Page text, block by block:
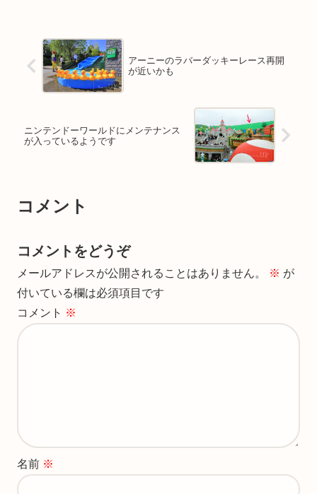
アーニーのラバーダッキーレース再開
が近いかも
ニンテンドーワールドにメンテナンス
が入っているようです
コメント
コメントをどうぞ
メールアドレスが公開されることはありません。 ※ が
付いている欄は必須項目です
コメント ※
名前 ※